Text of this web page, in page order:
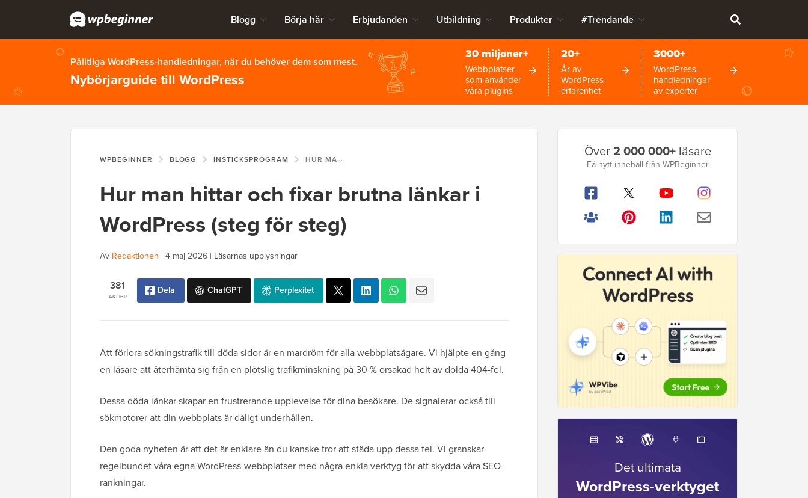
Blogg Börja här Erbjudanden Utbildning Produkter #Trendande
Pålitliga WordPress-handledningar, när du behöver dem som mest.
Nybörjarguide till WordPress
30 miljoner+
Webbplatser
som använder
våra plugins
20+
År av
WordPress-
erfarenhet
3000+
WordPress-
handledningar
av experter
WPBEGINNER BLOGG INSTICKSPROGRAM HUR MAN HITTAR OCH FIXAR BRUTNA LÄNKAR I WORDPRESS (STEG FÖR STEG)
Hur man hittar och fixar brutna länkar i
WordPress (steg för steg)
Av Redaktionen | 4 maj 2026 | Läsarnas upplysningar
AKTIER
381 Dela ChatGPT Perplexitet
Att förlora sökningstrafik till döda sidor är en mardröm för alla webbplatsägare. Vi hjälpte en gång
en läsare att återhämta sig från en plötslig trafikminskning på 30 % orsakad helt av dolda 404-fel.
Dessa döda länkar skapar en frustrerande upplevelse för dina besökare. De signalerar också till
sökmotorer att din webbplats är dåligt underhållen.
Den goda nyheten är att det är enklare än du kanske tror att städa upp dessa fel. Vi granskar
regelbundet våra egna WordPress-webbplatser med några enkla verktyg för att skydda våra SEO-
rankningar.
Primär
sidofält
Över2 000 000+läsare
Få nytt innehåll från WPBeginner
Det ultimata
WordPress-verktyget